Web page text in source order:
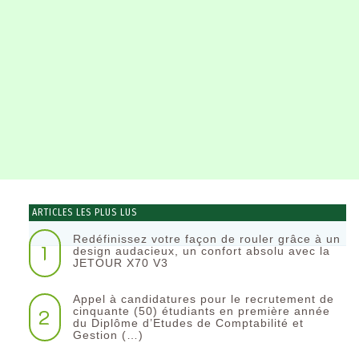
ARTICLES LES PLUS LUS
1
Redéfinissez votre façon de rouler grâce à un
design audacieux, un confort absolu avec la
JETOUR X70 V3
2
Appel à candidatures pour le recrutement de
cinquante (50) étudiants en première année
du Diplôme d’Etudes de Comptabilité et
Gestion (…)